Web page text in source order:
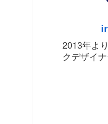
2013年よ
クデザイ